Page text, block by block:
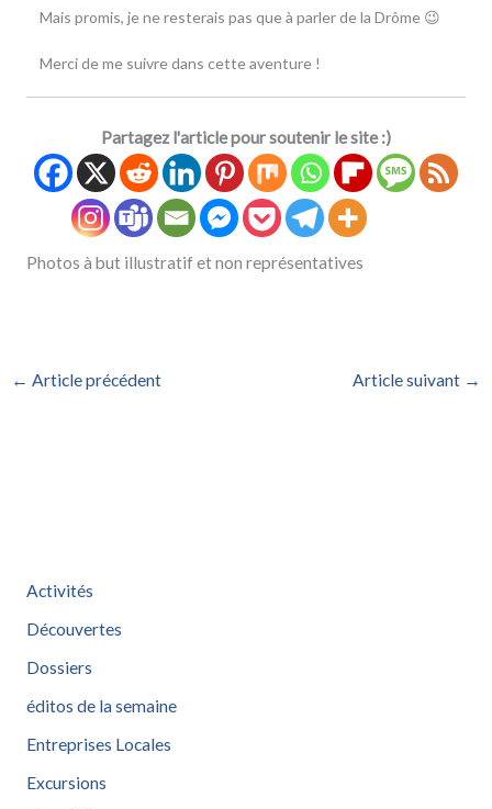
Mais promis, je ne resterais pas que à parler de la Drôme 😉
Merci de me suivre dans cette aventure !
Partagez l'article pour soutenir le site :)
Photos à but illustratif et non représentatives
← Article précédent Article suivant →
Activités
Découvertes
Dossiers
éditos de la semaine
Entreprises Locales
Excursions